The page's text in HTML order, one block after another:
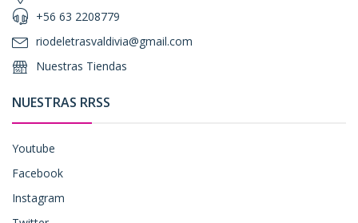
+56 63 2208779
riodeletrasvaldivia@gmail.com
Nuestras Tiendas
NUESTRAS RRSS
Youtube
Facebook
Instagram